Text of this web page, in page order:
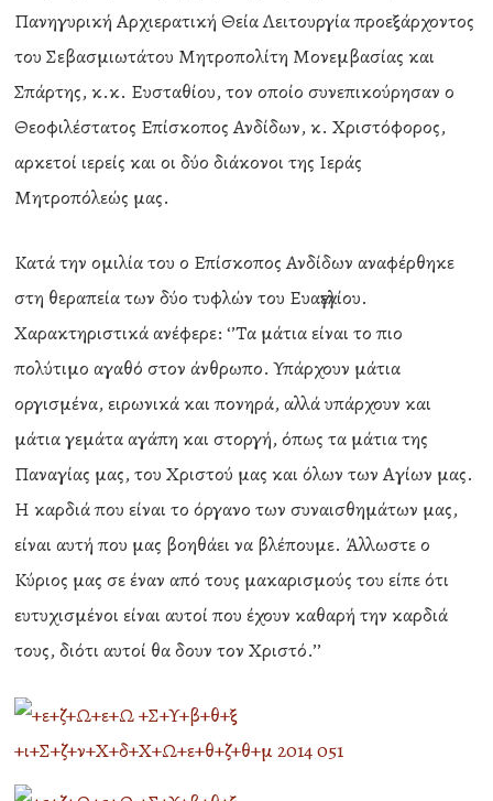
Πανηγυρική Αρχιερατική Θεία Λειτουργία προεξάρχοντος
του Σεβασμιωτάτου Μητροπολίτη Μονεμβασίας και
Σπάρτης, κ.κ. Ευσταθίου, τον οποίο συνεπικούρησαν ο
Θεοφιλέστατος Επίσκοπος Ανδίδων, κ. Χριστόφορος,
αρκετοί ιερείς και οι δύο διάκονοι της Ιεράς
Μητροπόλεώς μας.
Κατά την ομιλία του ο Επίσκοπος Ανδίδων αναφέρθηκε
στη θεραπεία των δύο τυφλών του Ευαγγελίου.
Χαρακτηριστικά ανέφερε: ‘’Τα μάτια είναι το πιο
πολύτιμο αγαθό στον άνθρωπο. Υπάρχουν μάτια
οργισμένα, ειρωνικά και πονηρά, αλλά υπάρχουν και
μάτια γεμάτα αγάπη και στοργή, όπως τα μάτια της
Παναγίας μας, του Χριστού μας και όλων των Αγίων μας.
Η καρδιά που είναι το όργανο των συναισθημάτων μας,
είναι αυτή που μας βοηθάει να βλέπουμε. Άλλωστε ο
Κύριος μας σε έναν από τους μακαρισμούς του είπε ότι
ευτυχισμένοι είναι αυτοί που έχουν καθαρή την καρδιά
τους, διότι αυτοί θα δουν τον Χριστό.’’